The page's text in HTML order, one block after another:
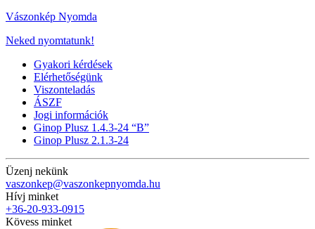
Vászonkép Nyomda
Neked nyomtatunk!
Gyakori kérdések
Elérhetőségünk
Viszonteladás
ÁSZF
Jogi információk
Ginop Plusz 1.4.3-24 “B”
Ginop Plusz 2.1.3-24
Üzenj nekünk
vaszonkep@vaszonkepnyomda.hu
Hívj minket
+36-20-933-0915
Kövess minket